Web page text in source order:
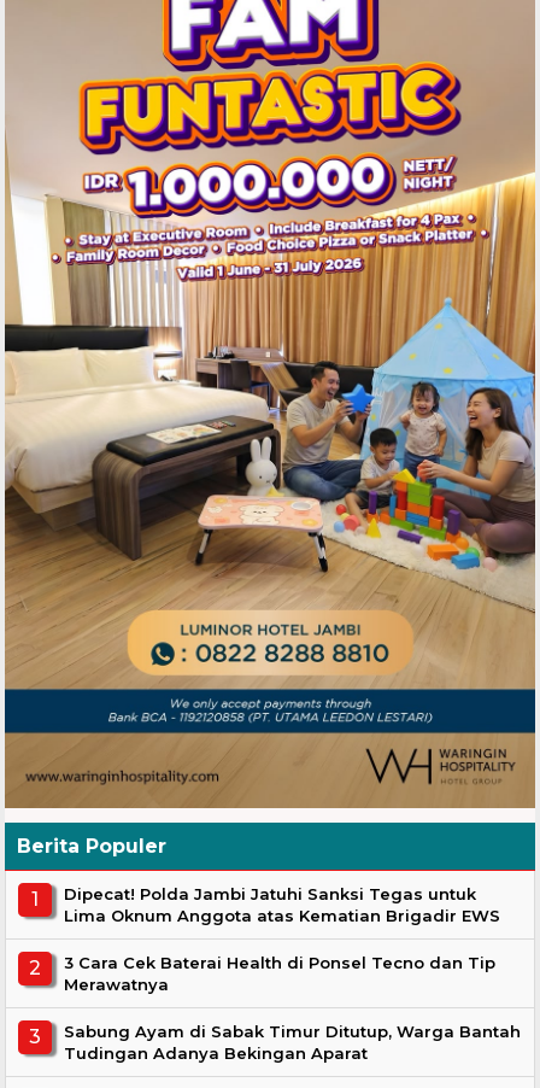
Berita Populer
Dipecat! Polda Jambi Jatuhi Sanksi Tegas untuk
Lima Oknum Anggota atas Kematian Brigadir EWS
3 Cara Cek Baterai Health di Ponsel Tecno dan Tip
Merawatnya
Sabung Ayam di Sabak Timur Ditutup, Warga Bantah
Tudingan Adanya Bekingan Aparat